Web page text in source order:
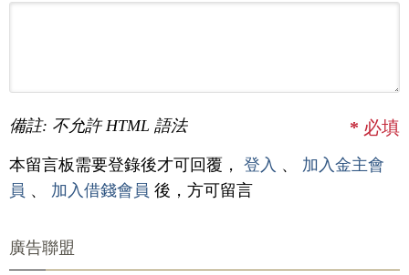
備註: 不允許 HTML 語法 * 必填
本留言板需要登錄後才可回覆， 登入 、 加入金主會
員 、 加入借錢會員 後，方可留言
廣告聯盟